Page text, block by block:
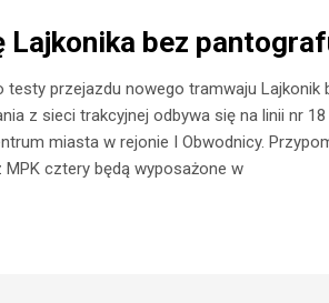
Lajkonika bez
testy przejazdu nowego tramwaju Lajkonik
z sieci trakcyjnej odbywa się na linii nr
miasta w rejonie I Obwodnicy.
cztery będą wyposażone w